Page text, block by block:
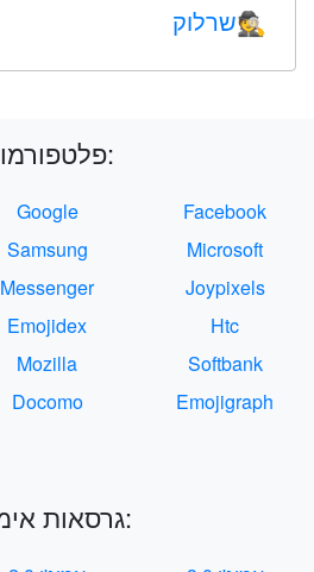
🕵️שרלוק
פלטפורמות:
Google
Facebook
Samsung
Microsoft
Messenger
Joypixels
Emojidex
Htc
Mozilla
Softbank
Docomo
Emojigraph
גרסאות אימוג'י: